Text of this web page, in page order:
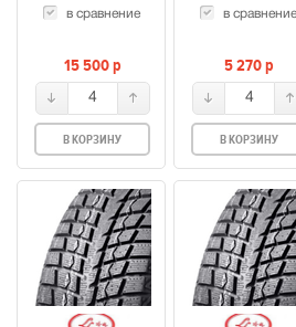
в сравнение
15 500p
4
В КОРЗИНУ
в сравнение
5 270p
4
В КОРЗИНУ